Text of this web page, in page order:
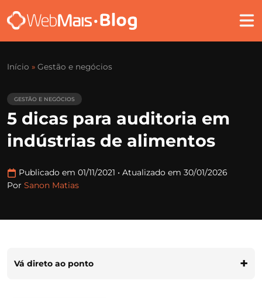
Início » Gestão e negócios
GESTÃO E NEGÓCIOS
5 dicas para auditoria em
indústrias de alimentos
Publicado em 01/11/2021 • Atualizado em 30/01/2026
Por Sanon Matias
Vá direto ao ponto